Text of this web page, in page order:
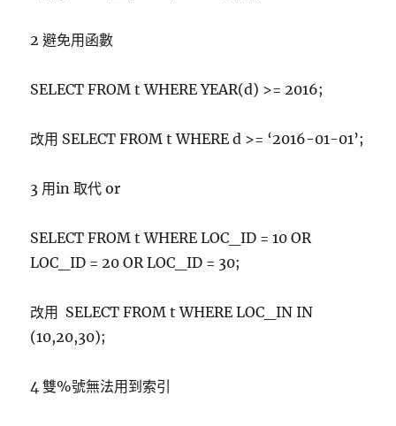
2 避免用函數
SELECT FROM t WHERE YEAR(d) >= 2016;
改用 SELECT FROM t WHERE d >= ‘2016-01-01’;
3 用in 取代 or
SELECT FROM t WHERE LOC_ID = 10 OR
LOC_ID = 20 OR LOC_ID = 30;
改用 SELECT FROM t WHERE LOC_IN IN
(10,20,30);
4 雙%號無法用到索引